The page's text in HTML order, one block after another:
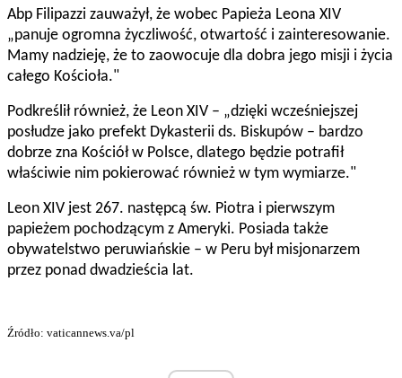
Abp Filipazzi zauważył, że wobec Papieża Leona XIV
„panuje ogromna życzliwość, otwartość i zainteresowanie.
Mamy nadzieję, że to zaowocuje dla dobra jego misji i życia
całego Kościoła."
Podkreślił również, że Leon XIV – „dzięki wcześniejszej
posłudze jako prefekt Dykasterii ds. Biskupów – bardzo
dobrze zna Kościół w Polsce, dlatego będzie potrafił
właściwie nim pokierować również w tym wymiarze."
Leon XIV jest 267. następcą św. Piotra i pierwszym
papieżem pochodzącym z Ameryki. Posiada także
obywatelstwo peruwiańskie – w Peru był misjonarzem
przez ponad dwadzieścia lat.
Źródło: vaticannews.va/pl